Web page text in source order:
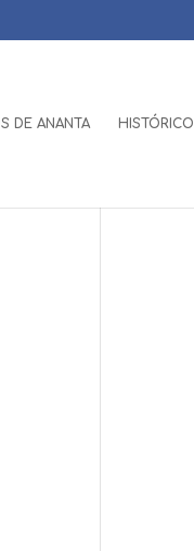
DE ANANTA HISTÓRICO